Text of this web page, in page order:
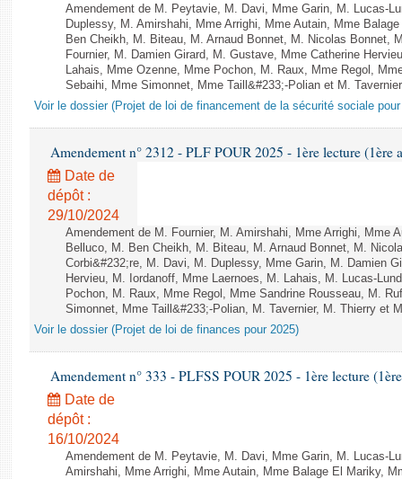
Amendement de M. Peytavie, M. Davi, Mme Garin, M. Lucas-
Duplessy, M. Amirshahi, Mme Arrighi, Mme Autain, Mme
Ben Cheikh, M. Biteau, M. Arnaud Bonnet, M. Nicolas Bonnet,
Fournier, M. Damien Girard, M. Gustave, Mme Catherine
Lahais, Mme Ozenne, Mme Pochon, M. Raux, Mme Regol,
Sebaihi, Mme Simonnet, Mme Taill&#233;-Polian et M.
Voir le dossier (Projet de loi de financement de la sécurité sociale pour
Amendement n° 2312 - PLF POUR 2025 - 1ère lecture (1ère
Date de
dépôt :
29/10/2024
Amendement de M. Fournier, M. Amirshahi, Mme Arrighi, Mme
Belluco, M. Ben Cheikh, M. Biteau, M. Arnaud Bonnet, M.
Corbi&#232;re, M. Davi, M. Duplessy, Mme Garin, M. Damien
Hervieu, M. Iordanoff, Mme Laernoes, M. Lahais, M. Lucas-
Pochon, M. Raux, Mme Regol, Mme Sandrine Rousseau, M.
Simonnet, Mme Taill&#233;-Polian, M. Tavernier, M. Thierry et
Voir le dossier (Projet de loi de finances pour 2025)
Amendement n° 333 - PLFSS POUR 2025 - 1ère lecture
Date de
dépôt :
16/10/2024
Amendement de M. Peytavie, M. Davi, Mme Garin, M. Lucas-
Amirshahi, Mme Arrighi, Mme Autain, Mme Balage El Mariky,